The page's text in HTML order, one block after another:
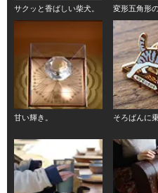
サクッと香ばしい柴犬。 変形五角形
甘い輝き。 そろばんに